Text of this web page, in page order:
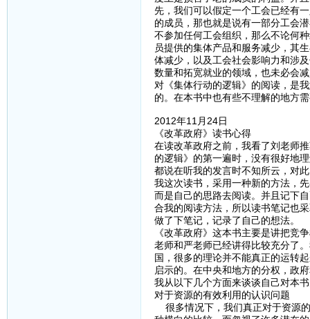
先，我们可以假定一个工会已经有
的成员，那也就是说有一部分工会
不参加任何工会组织，那么不论何
员提供的集体产品和服务减少，其
体减少，以及工会社会影响力和涉
数量和拓宽就业的领域，也未必会
对《集体行动的逻辑》的阅读，是
的。在本书中也有些不理解的地方
2012年11月24日
《改革政府》读书心得
在读改革政府之前，我看了刘老师
的逻辑》的第一遍时，没有很好地
都说在听我的发言时不知所云，对
我这次读书，采用一种新的方法，
而是自己的思路去阅读。并且记下
合我的阅读方法，所以读书笔记也
做了下笔记，记录了自己的想法。
《改革政府》这本书主要是讲把竞
老师和严老师已经讲得比较充分了
国，很多的理论并不能真正的运转
启示的。在中央和地方的分权，政
我从以下几个方面来谈谈自己对本
对于资源的有效利用的认识问题
很多情况下，我们真正对于资源